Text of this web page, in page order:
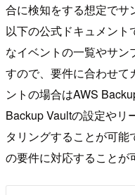
合に検知をする想定でサ
以下の公式ドキュメン
なイベントの一覧やサン
すので、要件に合わせて
ントの場合はAWS
Backup Vaultの設定やリ
タリングすることが可
の要件に対応することが